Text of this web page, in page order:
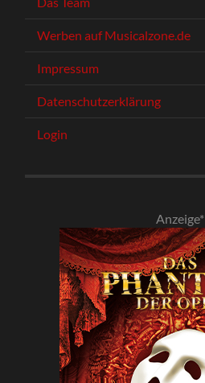
Werben auf Musicalzone.de
Impressum
Datenschutzerklärung
Login
Anzeige*